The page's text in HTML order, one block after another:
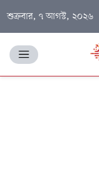
শুক্রবার, ৭ আগস্ট, ২০২৬